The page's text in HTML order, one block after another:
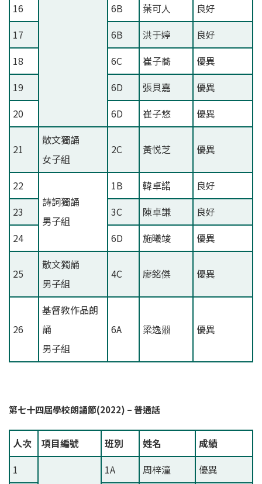
16
6B 葉可人
良好
17
6B 洪于婷
良好
18
6C 崔子蕎
優異
19
6D 張貝嘉
優異
20
6D 崔子悠 優異
21
散文獨誦
女子組
2C 黃悦芝 優異
22
詩詞獨誦
男子組
1B 韓卓諾
良好
23
3C 陳卓謙
良好
24
6D 施曦竣 優異
25
散文獨誦
男子組
4C 廖銘傑 優異
26
基督教作品朗
誦
男子組
6A 梁逸朤 優異
第七十四屆學校朗誦節(2022) –普通話
人次 項目編號 班別 姓名
成績
1
1A 周梓潼
優異